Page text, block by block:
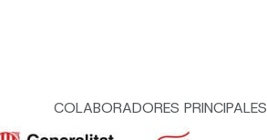
COLABORADORES PRINCIPALES